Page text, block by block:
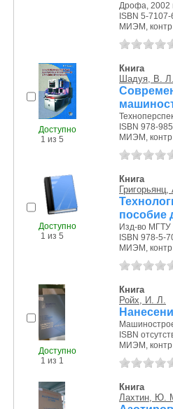
Дрофа, 2002
ISBN 5-
МИЭМ,
Доступно
1 из 5
Книга
Шадуя, В.
ISBN 978-
МИЭМ,
Доступно
1 из 5
Книга
Григорьянц,
пособие
Изд-во МГТУ
ISBN 978-5-
МИЭМ,
Доступно
1 из 1
Книга
Ройх, И. Л.
ISBN
МИЭМ,
Книга
Лахтин, Ю.